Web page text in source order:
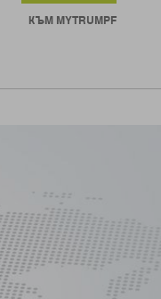
КЪМ MYTRUMPF